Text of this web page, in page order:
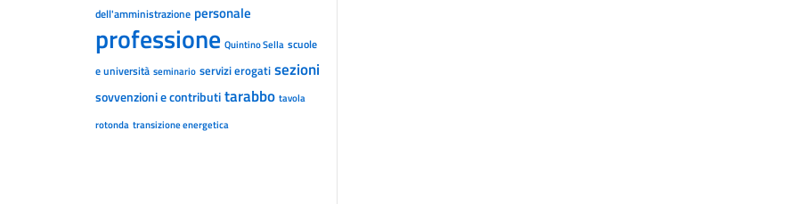
dell'amministrazione personale
professione Quintino Sella scuole
e università seminario servizi erogati sezioni
sovvenzioni e contributitarabbo tavola
rotonda transizione energetica